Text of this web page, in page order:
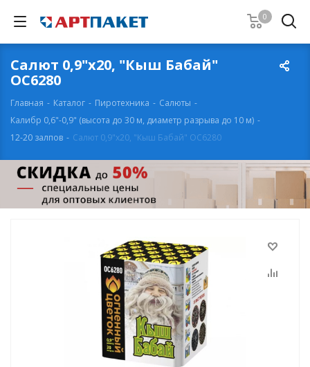
0
Салют 0,9"х20, "Кыш Бабай"
ОС6280
Главная - Каталог - Пиротехника - Салюты -
Калибр 0,6"-0,9" (высота до 30 м, диаметр разрыва до 10 м) -
12-20 залпов - Салют 0,9"х20, "Кыш Бабай" ОС6280